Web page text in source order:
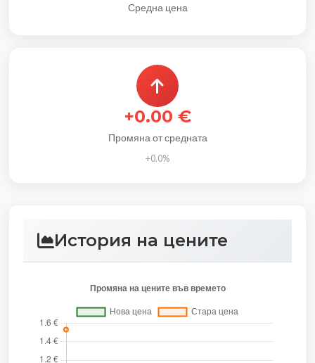
Средна цена
+0.00 €
Промяна от средната
+0.0%
История на цените